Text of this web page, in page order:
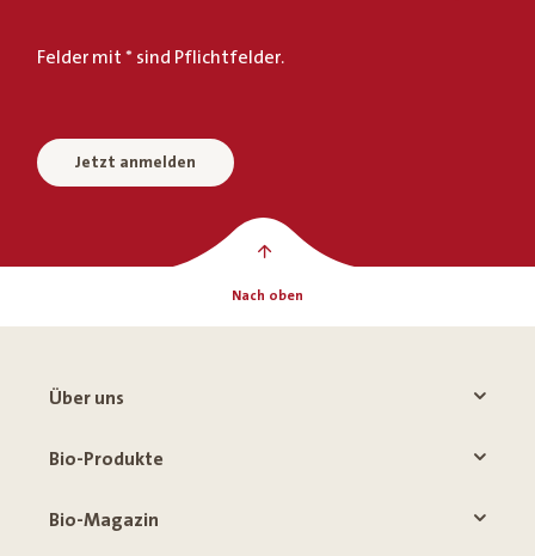
Felder mit * sind Pflichtfelder.
Jetzt anmelden
Nach oben
Über uns
Bio-Produkte
Bio-Magazin